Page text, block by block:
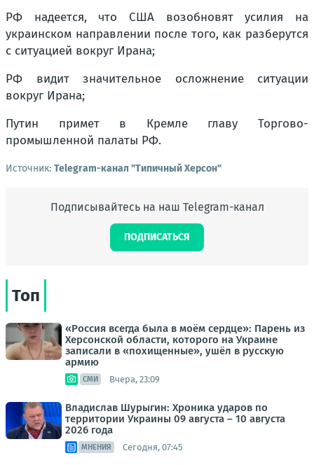
РФ надеется, что США возобновят усилия на
украинском направлении после того, как разберутся
с ситуацией вокруг Ирана;
РФ видит значительное осложнение ситуации
вокруг Ирана;
Путин примет в Кремле главу Торгово-
промышленной палаты РФ.
Источник: Telegram-канал "Типичный Херсон"
Подписывайтесь на наш Telegram-канал
ПОДПИСАТЬСЯ
Топ
«Россия всегда была в моём сердце»: Парень из
Херсонской области, которого на Украине
записали в «похищенные», ушёл в русскую
армию
СМИ Вчера, 23:09
Владислав Шурыгин: Хроника ударов по
территории Украины 09 августа – 10 августа
2026 года
МНЕНИЯ Сегодня, 07:45